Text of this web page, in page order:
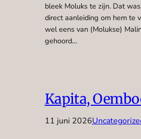
bleek Moluks te zijn. Dat
direct aanleiding om hem te
wel eens van (Molukse)
gehoord…
Kapita,
11 juni 2026